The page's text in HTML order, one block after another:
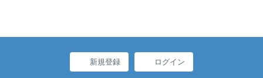
新規登録 ログイン